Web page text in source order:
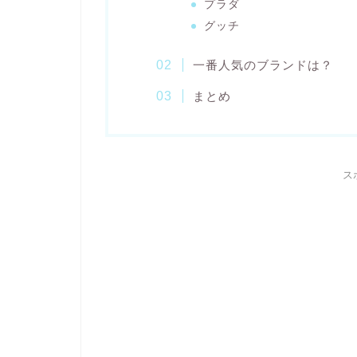
プラダ
グッチ
一番人気のブランドは？
まとめ
ス